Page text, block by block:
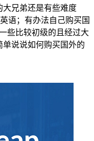
大兄弟还是有些难度
语；有办法自己购买国
些比较初级的且经过大
单说说如何购买国外的